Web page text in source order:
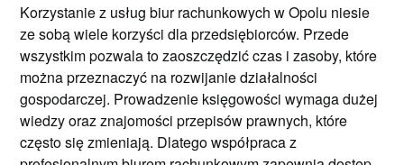
Korzystanie z usług biur rachunkowych w Opolu niesie
ze sobą wiele korzyści dla przedsiębiorców. Przede
wszystkim pozwala to zaoszczędzić czas i zasoby, które
można przeznaczyć na rozwijanie działalności
gospodarczej. Prowadzenie księgowości wymaga dużej
wiedzy oraz znajomości przepisów prawnych, które
często się zmieniają. Dlatego współpraca z